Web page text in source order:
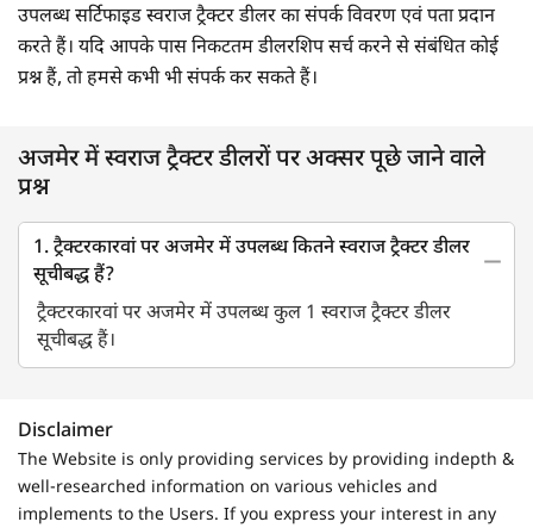
उपलब्ध सर्टिफाइड स्वराज ट्रैक्टर डीलर का संपर्क विवरण एवं पता प्रदान
करते हैं। यदि आपके पास निकटतम डीलरशिप सर्च करने से संबंधित कोई
प्रश्न हैं, तो हमसे कभी भी संपर्क कर सकते हैं।
अजमेर में स्वराज ट्रैक्टर डीलरों पर अक्सर पूछे जाने वाले
प्रश्न
1. ट्रैक्टरकारवां पर अजमेर में उपलब्ध कितने स्वराज ट्रैक्टर डीलर
सूचीबद्ध हैं?
ट्रैक्टरकारवां पर अजमेर में उपलब्ध कुल 1 स्वराज ट्रैक्टर डीलर
सूचीबद्ध हैं।
Disclaimer
The Website is only providing services by providing indepth &
well-researched information on various vehicles and
implements to the Users. If you express your interest in any